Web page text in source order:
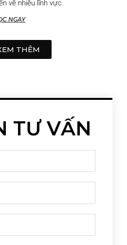
về nhiều lĩnh vực.
NGAY
THÊM
TƯ VẤN